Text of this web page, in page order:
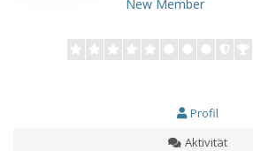
New Member
Profil
Aktivität